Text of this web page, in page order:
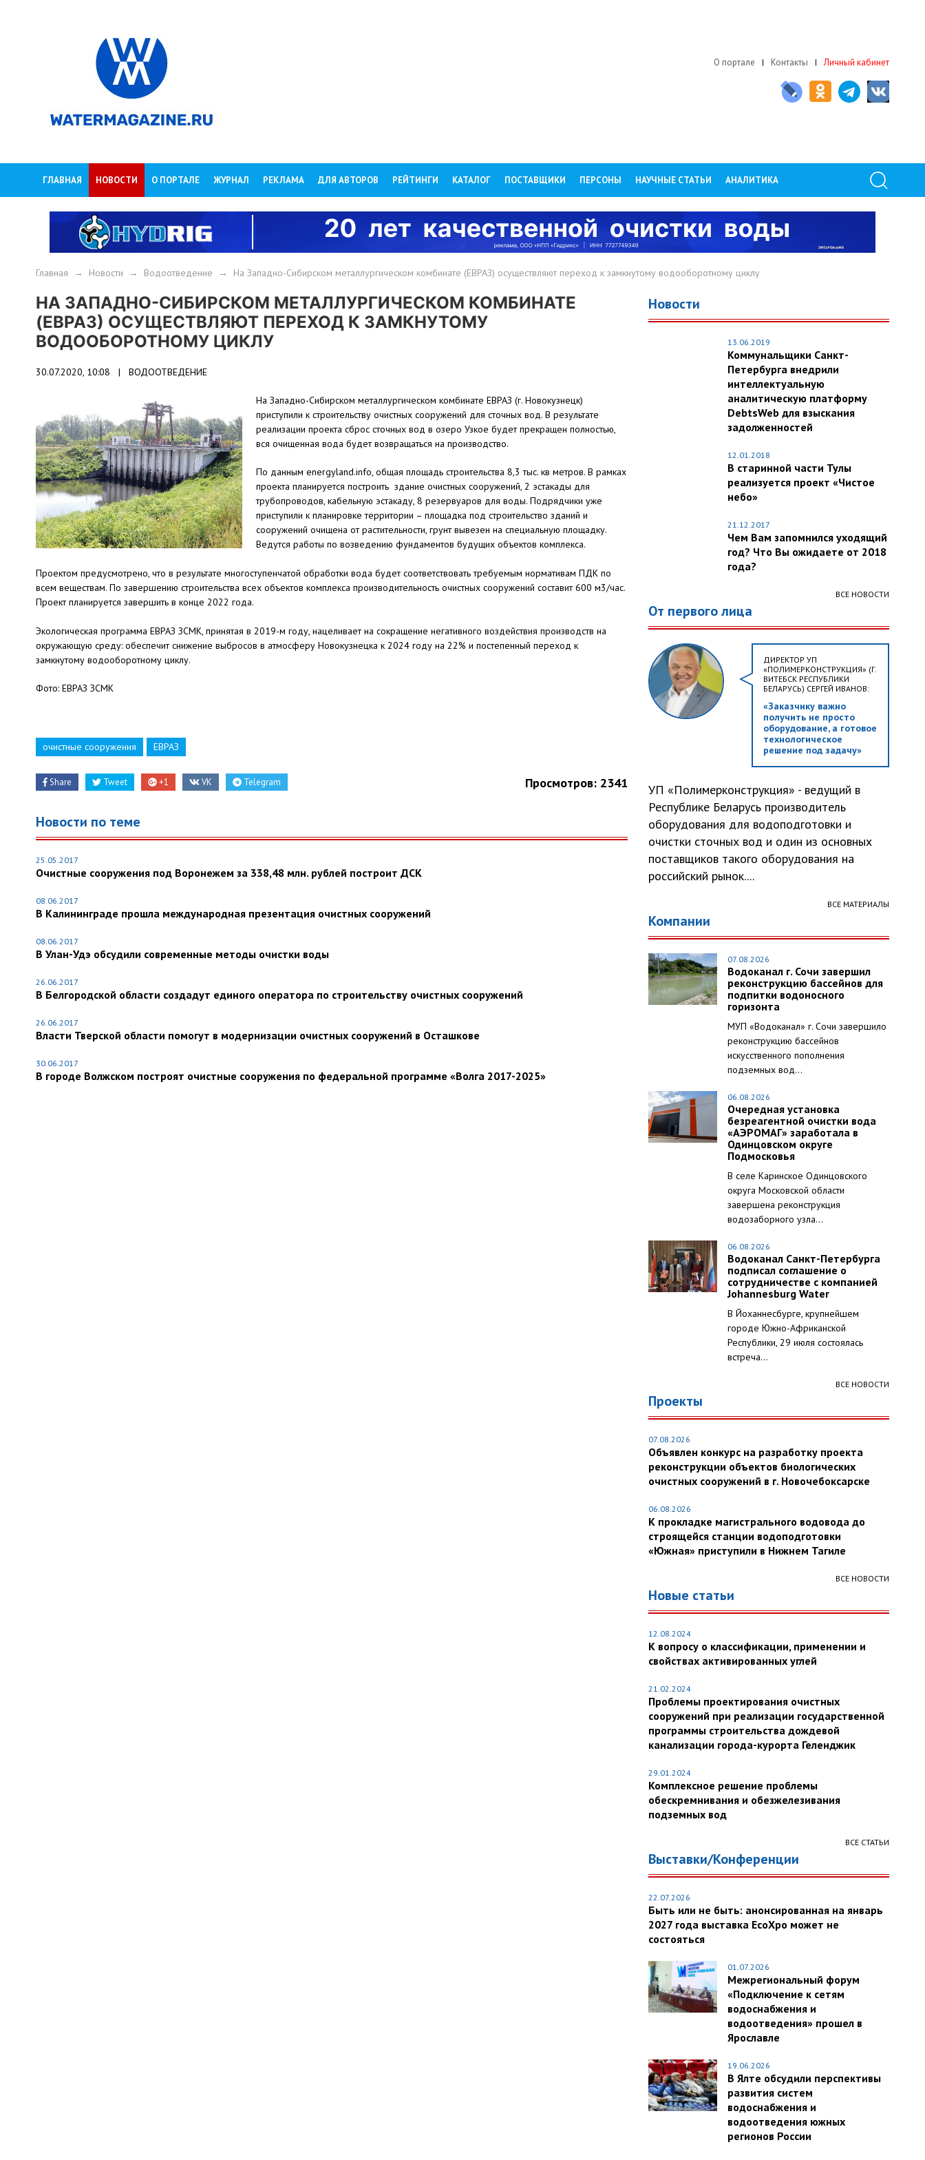
О портале Контакты Личный кабинет
ГЛАВНАЯ НОВОСТИ О ПОРТАЛЕ ЖУРНАЛ РЕКЛАМА ДЛЯ АВТОРОВ РЕЙТИНГИ КАТАЛОГ ПОСТАВЩИКИ ПЕРСОНЫ НАУЧНЫЕ СТАТЬИ АНАЛИТИКА
Главная → Новости → Водоотведение → На Западно-Сибирском металлургическом комбинате (ЕВРАЗ) осуществляют переход к замкнутому водооборотному циклу
НА ЗАПАДНО-СИБИРСКОМ МЕТАЛЛУРГИЧЕСКОМ КОМБИНАТЕ
(ЕВРАЗ) ОСУЩЕСТВЛЯЮТ ПЕРЕХОД К ЗАМКНУТОМУ
ВОДООБОРОТНОМУ ЦИКЛУ
30.07.2020, 10:08 | ВОДООТВЕДЕНИЕ
На Западно-Сибирском металлургическом комбинате ЕВРАЗ (г. Новокузнецк)
приступили к строительству очистных сооружений для сточных вод. В результате
реализации проекта сброс сточных вод в озеро Узкое будет прекращен полностью,
вся очищенная вода будет возвращаться на производство.
По данным energyland.info, общая площадь строительства 8,3 тыс. кв метров. В рамках
проекта планируется построить здание очистных сооружений, 2 эстакады для
трубопроводов, кабельную эстакаду, 8 резервуаров для воды. Подрядчики уже
приступили к планировке территории – площадка под строительство зданий и
сооружений очищена от растительности, грунт вывезен на специальную площадку.
Ведутся работы по возведению фундаментов будущих объектов комплекса.
Проектом предусмотрено, что в результате многоступенчатой обработки вода будет соответствовать требуемым нормативам ПДК по
всем веществам. По завершению строительства всех объектов комплекса производительность очистных сооружений составит 600 м3/час.
Проект планируется завершить в конце 2022 года.
Экологическая программа ЕВРАЗ ЗСМК, принятая в 2019-м году, нацеливает на сокращение негативного воздействия производств на
окружающую среду: обеспечит снижение выбросов в атмосферу Новокузнецка к 2024 году на 22% и постепенный переход к
замкнутому водооборотному циклу.
Фото: ЕВРАЗ ЗСМК
очистные сооружения ЕВРАЗ
Share Tweet +1 VK Telegram Просмотров: 2341
Новости по теме
25.05.2017
Очистные сооружения под Воронежем за 338,48 млн. рублей построит ДСК
08.06.2017
В Калининграде прошла международная презентация очистных сооружений
08.06.2017
В Улан-Удэ обсудили современные методы очистки воды
26.06.2017
В Белгородской области создадут единого оператора по строительству очистных сооружений
26.06.2017
Власти Тверской области помогут в модернизации очистных сооружений в Осташкове
30.06.2017
В городе Волжском построят очистные сооружения по федеральной программе «Волга 2017-2025»
Новости
13.06.2019
Коммунальщики Санкт-
Петербурга внедрили
интеллектуальную
аналитическую платформу
DebtsWeb для взыскания
задолженностей
12.01.2018
В старинной части Тулы
реализуется проект «Чистое
небо»
21.12.2017
Чем Вам запомнился уходящий
год? Что Вы ожидаете от 2018
года?
ВСЕ НОВОСТИ
От первого лица
ДИРЕКТОР УП
«ПОЛИМЕРКОНСТРУКЦИЯ» (Г.
ВИТЕБСК РЕСПУБЛИКИ
БЕЛАРУСЬ) СЕРГЕЙ ИВАНОВ:
«Заказчику важно
получить не просто
оборудование, а готовое
технологическое
решение под задачу»
УП «Полимерконструкция» - ведущий в
Республике Беларусь производитель
оборудования для водоподготовки и
очистки сточных вод и один из основных
поставщиков такого оборудования на
российский рынок....
ВСЕ МАТЕРИАЛЫ
Компании
07.08.2026
Водоканал г. Сочи завершил
реконструкцию бассейнов для
подпитки водоносного
горизонта
МУП «Водоканал» г. Сочи завершило
реконструкцию бассейнов
искусственного пополнения
подземных вод...
06.08.2026
Очередная установка
безреагентной очистки вода
«АЭРОМАГ» заработала в
Одинцовском округе
Подмосковья
В селе Каринское Одинцовского
округа Московской области
завершена реконструкция
водозаборного узла...
06.08.2026
Водоканал Санкт-Петербурга
подписал соглашение о
сотрудничестве с компанией
Johannesburg Water
В Йоханнесбурге, крупнейшем
городе Южно-Африканской
Республики, 29 июля состоялась
встреча...
ВСЕ НОВОСТИ
Проекты
07.08.2026
Объявлен конкурс на разработку проекта
реконструкции объектов биологических
очистных сооружений в г. Новочебоксарске
06.08.2026
К прокладке магистрального водовода до
строящейся станции водоподготовки
«Южная» приступили в Нижнем Тагиле
ВСЕ НОВОСТИ
Новые статьи
12.08.2024
К вопросу о классификации, применении и
свойствах активированных углей
21.02.2024
Проблемы проектирования очистных
сооружений при реализации государственной
программы строительства дождевой
канализации города-курорта Геленджик
29.01.2024
Комплексное решение проблемы
обескремнивания и обезжелезивания
подземных вод
ВСЕ СТАТЬИ
Выставки/Конференции
22.07.2026
Быть или не быть: анонсированная на январь
2027 года выставка EcoXpo может не
состояться
01.07.2026
Межрегиональный форум
«Подключение к сетям
водоснабжения и
водоотведения» прошел в
Ярославле
19.06.2026
В Ялте обсудили перспективы
развития систем
водоснабжения и
водоотведения южных
регионов России